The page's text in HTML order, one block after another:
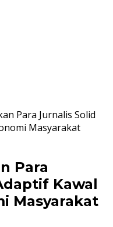
Para Jurnalis Solid
Masyarakat
Para
Kawal
Masyarakat